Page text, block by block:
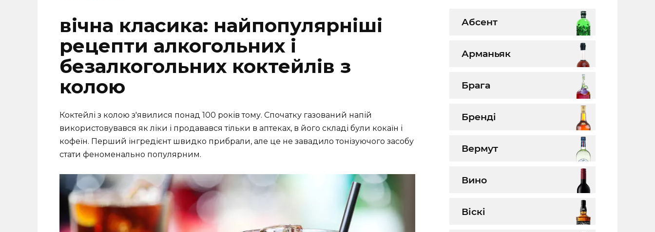
вічна класика: найпопулярніші
рецепти алкогольних і
безалкогольних коктейлів з
колою
Коктейлі з колою з'явилися понад 100 років тому. Спочатку газований напій
використовувався як ліки і продавався тільки в аптеках, в його складі були кокаїн і
кофеїн. Перший інгредієнт швидко прибрали, але це не завадило тонізуючого засобу
стати феноменально популярним.
Абсент
Арманьяк
Брага
Бренді
Вермут
Вино
Віскі